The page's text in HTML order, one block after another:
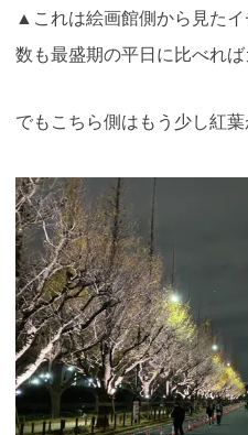
▲これは絵画館側から見た
数も最盛期の平日に比べれば
でもこちら側はもう少し紅葉